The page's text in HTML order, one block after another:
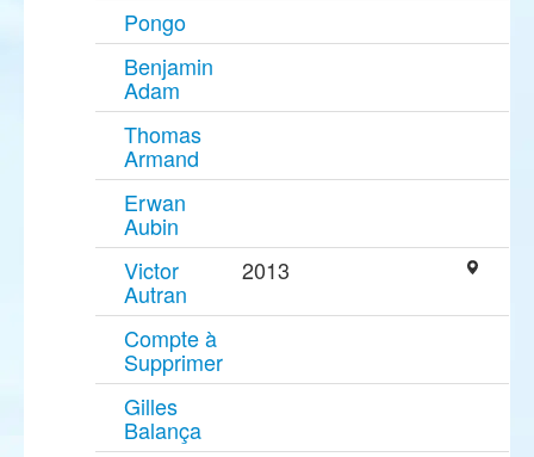
Pongo
Benjamin
Adam
Thomas
Armand
Erwan
Aubin
Victor
Autran
2013
Compte à
Supprimer
Gilles
Balança